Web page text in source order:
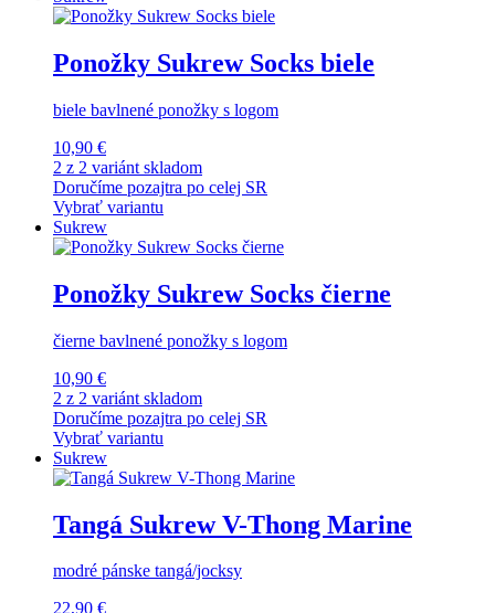
Ponožky Sukrew Socks biele
biele bavlnené ponožky s logom
10,90 €
2 z 2 variánt skladom
Doručíme pozajtra po celej SR
Vybrať variantu
Sukrew
Ponožky Sukrew Socks čierne
čierne bavlnené ponožky s logom
10,90 €
2 z 2 variánt skladom
Doručíme pozajtra po celej SR
Vybrať variantu
Sukrew
Tangá Sukrew V-Thong Marine
modré pánske tangá/jocksy
22,90 €